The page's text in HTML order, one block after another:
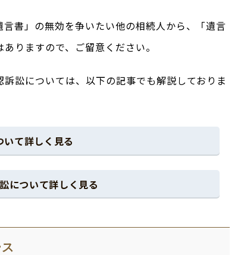
書」の無効を争いたい他の相続人から、「遺言
りますので、ご留意ください。
訟については、以下の記事でも解説しておりま
いて詳しく見る
について詳しく見る